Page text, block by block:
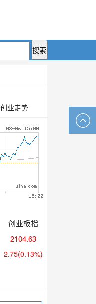
创业走势
创业板指
2104.63
2.75(0.13%)